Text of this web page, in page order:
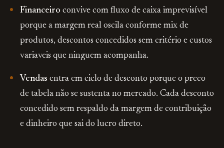
Financeiro convive com fluxo de caixa imprevisível
porque a margem real oscila conforme mix de
produtos, descontos concedidos sem critério e custos
variaveis que ninguem acompanha.
Vendas entra em ciclo de desconto porque o preco
de tabela não se sustenta no mercado. Cada desconto
concedido sem respaldo da margem de contribuição
e dinheiro que sai do lucro direto.